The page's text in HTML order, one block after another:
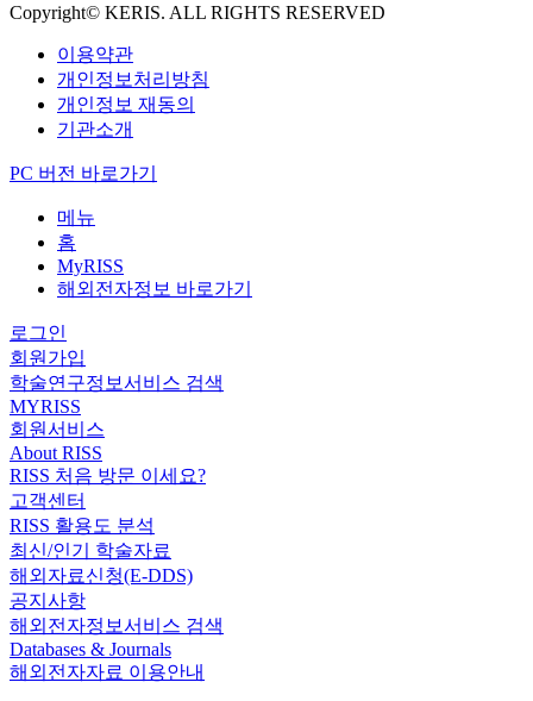
Copyright© KERIS. ALL RIGHTS RESERVED
이용약관
개인정보처리방침
개인정보 재동의
기관소개
PC 버전 바로가기
메뉴
홈
MyRISS
해외전자정보 바로가기
로그인
회원가입
학술연구정보서비스 검색
MYRISS
회원서비스
About RISS
RISS 처음 방문 이세요?
고객센터
RISS 활용도 분석
최신/인기 학술자료
해외자료신청(E-DDS)
공지사항
해외전자정보서비스 검색
Databases & Journals
해외전자자료 이용안내